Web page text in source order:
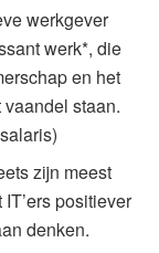
werkgever
werk*, die
en het
staan.
zijn meest
positiever
denken.